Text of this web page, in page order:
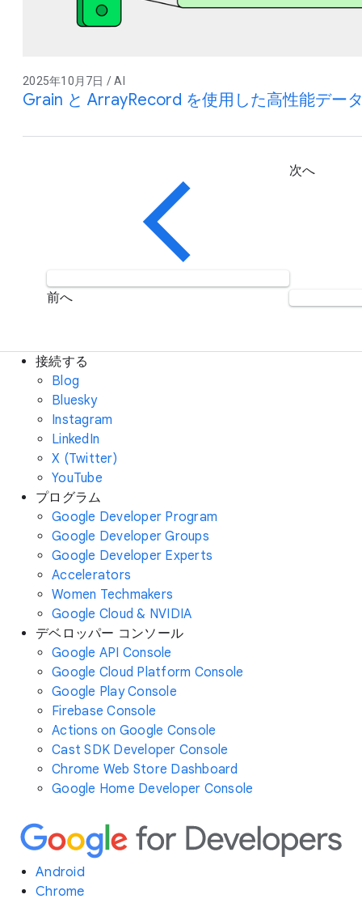
2025年10月7日 / AI
Grain と ArrayRecord を使用した高性能デー
前へ
次へ
接続する
Blog
Bluesky
Instagram
LinkedIn
X (Twitter)
YouTube
プログラム
Google Developer Program
Google Developer Groups
Google Developer Experts
Accelerators
Women Techmakers
Google Cloud & NVIDIA
デベロッパー コンソール
Google API Console
Google Cloud Platform Console
Google Play Console
Firebase Console
Actions on Google Console
Cast SDK Developer Console
Chrome Web Store Dashboard
Google Home Developer Console
Android
Chrome